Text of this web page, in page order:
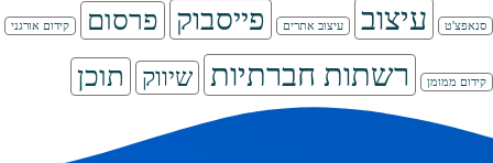
סנאפצ'ט עיצוב עיצוב אתרים פייסבוק פרסום קידום אורגני
קידום ממומן רשתות חברתיות שיווק תוכן